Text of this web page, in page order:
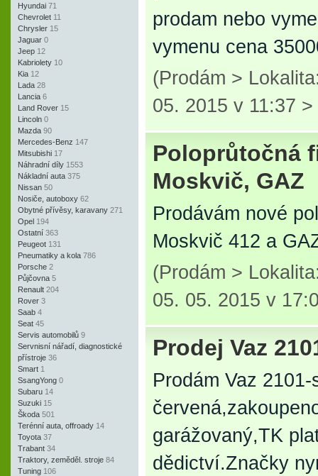
Hyundai 71
Chevrolet 11
Chrysler 15
Jaguar 0
Jeep 12
Kabriolety 10
Kia 12
Lada 28
Lancia 6
Land Rover 15
Lincoln 0
Mazda 90
Mercedes-Benz 147
Mitsubishi 17
Náhradní díly 1553
Nákladní auta 375
Nissan 50
Nosiče, autoboxy 62
Obytné přívěsy, karavany 271
Opel 194
Ostatní 363
Peugeot 131
Pneumatiky a kola 786
Porsche 2
Půjčovna 5
Renault 204
Rover 3
Saab 4
Seat 45
Servis automobilů 9
Servnisní nářadí, diagnostické
přístroje 36
Smart 1
SsangYong 0
Subaru 14
Suzuki 15
Škoda 501
Terénní auta, offroady 14
Toyota 37
Trabant 34
Traktory, zeměděl. stroje 84
Tuning 106
prodam nebo
vymenu cena
(Prodám >
05. 2015 v 11:37 >
Poloprůtočná
Moskvič, GAZ
Prodávám nové
Moskvič 412 a
(Prodám >
05. 05. 2015 v
Prodej Vaz
Prodám Vaz
garážovaný,TK
dědictví.Značky